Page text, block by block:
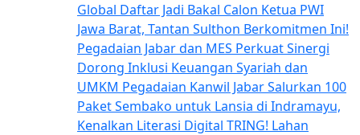
Global Daftar Jadi Bakal Calon Ketua PWI
Jawa Barat, Tantan Sulthon Berkomitmen Ini!
Pegadaian Jabar dan MES Perkuat Sinergi
Dorong Inklusi Keuangan Syariah dan
UMKM Pegadaian Kanwil Jabar Salurkan 100
Paket Sembako untuk Lansia di Indramayu,
Kenalkan Literasi Digital TRING! Lahan